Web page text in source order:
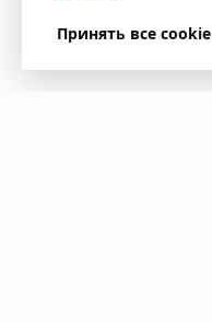
Принять все cookie